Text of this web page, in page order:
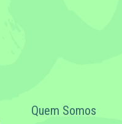
Quem Somos